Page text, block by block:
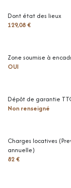
Dont état des lieux
129,08 €
Zone soumise à
OUI
Dépôt de garantie
Non renseigné
Charges locatives
annuelle)
82 €